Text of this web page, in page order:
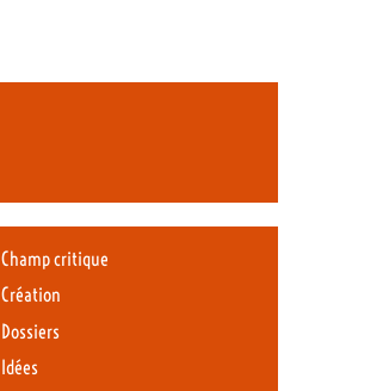
Champ critique
Création
Dossiers
Idées